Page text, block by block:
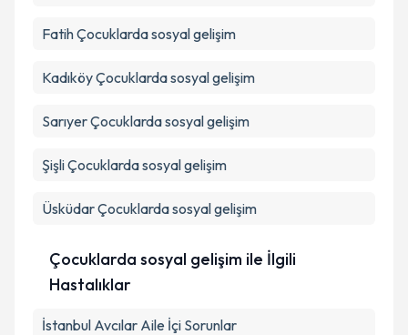
FatihÇocuklarda sosyal gelişim
KadıköyÇocuklarda sosyal gelişim
SarıyerÇocuklarda sosyal gelişim
ŞişliÇocuklarda sosyal gelişim
ÜsküdarÇocuklarda sosyal gelişim
Çocuklarda sosyal gelişim ile İlgili
Hastalıklar
İstanbul Avcılar Aile İçi Sorunlar